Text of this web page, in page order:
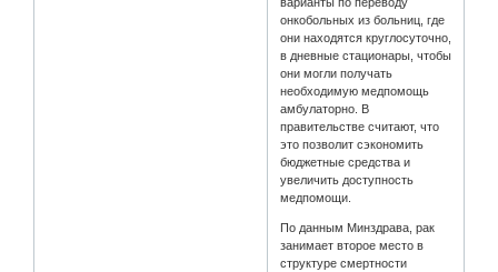
онкобольных из больниц, где
они находятся круглосуточно,
в дневные стационары, чтобы
они могли получать
необходимую медпомощь
амбулаторно. В
правительстве считают, что
это позволит сэкономить
бюджетные средства и
увеличить доступность
медпомощи.
По данным Минздрава, рак
занимает второе место в
структуре смертности